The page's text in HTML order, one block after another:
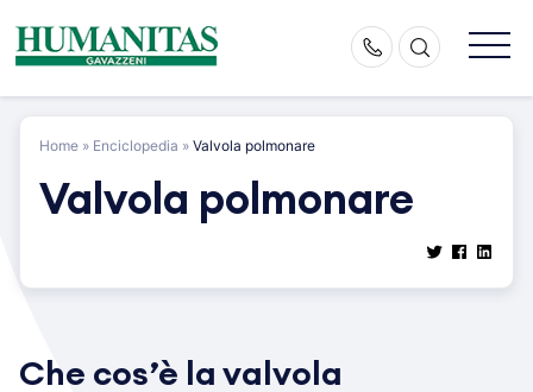
content
Home » Enciclopedia » Valvola polmonare
Valvola polmonare
Che cos’è la valvola